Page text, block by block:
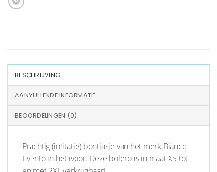
BESCHRIJVING
AANVULLENDE INFORMATIE
BEOORDELINGEN (0)
Prachtig (imitatie) bontjasje van het merk Bianco
Evento in het ivoor. Deze bolero is in maat XS tot